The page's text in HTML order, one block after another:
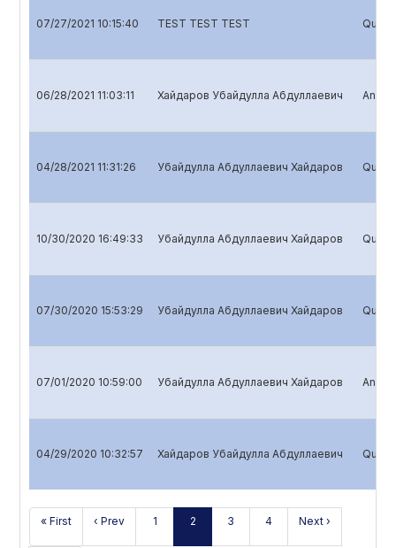
07/27/2021 10:15:40 TEST TEST TEST
06/28/2021 11:03:11 Хайдаров Убайдулла Абдуллаевич
04/28/2021 11:31:26 Убайдулла Абдуллаевич Хайдаров
10/30/2020 16:49:33 Убайдулла Абдуллаевич Хайдаров
07/30/2020 15:53:29 Убайдулла Абдуллаевич Хайдаров
07/01/2020 10:59:00 Убайдулла Абдуллаевич Хайдаров
04/29/2020 10:32:57 Хайдаров Убайдулла Абдуллаевич
« First ‹ Prev 1 2 3 4 Next ›